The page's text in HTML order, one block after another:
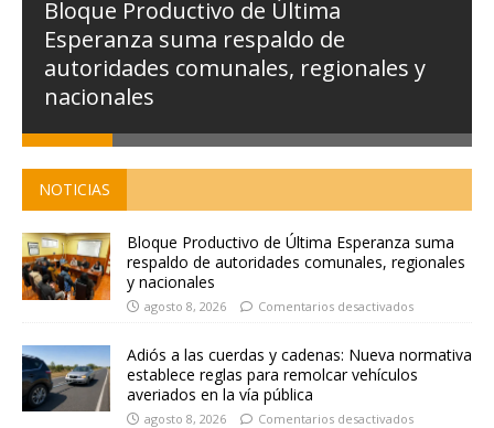
Bloque Productivo de Última
Esperanza suma respaldo de
autoridades comunales, regionales y
nacionales
NOTICIAS
Bloque Productivo de Última Esperanza suma
respaldo de autoridades comunales, regionales
y nacionales
agosto 8, 2026 Comentarios desactivados
Adiós a las cuerdas y cadenas: Nueva normativa
establece reglas para remolcar vehículos
averiados en la vía pública
agosto 8, 2026 Comentarios desactivados